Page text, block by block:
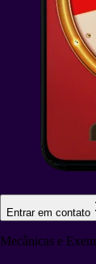
Entrar em contato
Mecânicas e